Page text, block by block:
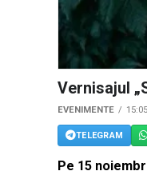
Vernisajul
EVENIMENTE 15:05
TELEGRAM
Pe 15